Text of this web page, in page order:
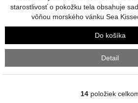
5
starostlivosť o pokožku tela obsahuje
vôňou morského vánku Sea
Do košíka
Detail
O
14položiek